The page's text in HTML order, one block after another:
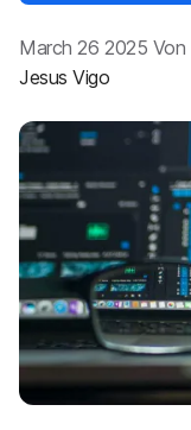
p
t
n
h
l
e
n
March 26 2025 Von
Jesus Vigo